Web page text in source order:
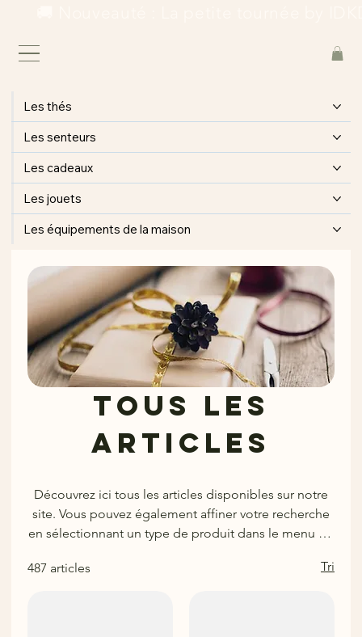
Les thés
Les senteurs
Les cadeaux
Les jouets
Les équipements de la maison
Tous les
articles
Découvrez ici tous les articles disponibles sur notre
site. Vous pouvez également affiner votre recherche
en sélectionnant un type de produit dans le menu de
487 articles
Tri